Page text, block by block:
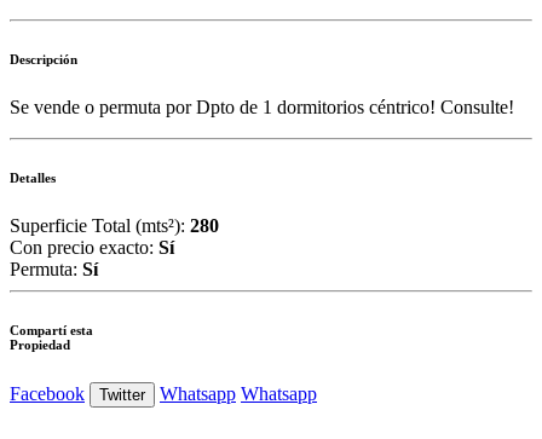
Descripción
Se vende o permuta por Dpto de 1 dormitorios céntrico! Consulte!
Detalles
Superficie Total (mts²): 280
Con precio exacto: Sí
Permuta: Sí
Compartí esta
Propiedad
Facebook Twitter Whatsapp Whatsapp